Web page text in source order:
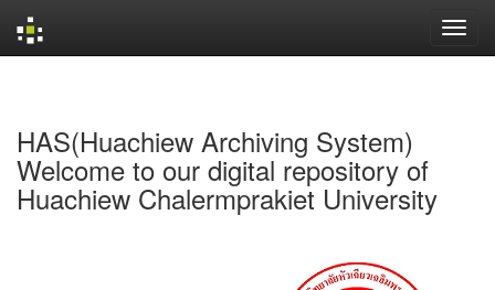
HAS(Huachiew Archiving System)
Welcome to our digital repository of
Huachiew Chalermprakiet University